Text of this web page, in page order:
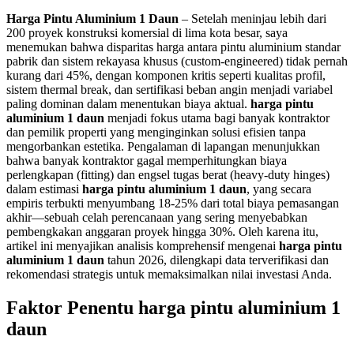
Harga Pintu Aluminium 1 Daun – Setelah meninjau lebih dari
200 proyek konstruksi komersial di lima kota besar, saya
menemukan bahwa disparitas harga antara pintu aluminium standar
pabrik dan sistem rekayasa khusus (custom-engineered) tidak pernah
kurang dari 45%, dengan komponen kritis seperti kualitas profil,
sistem thermal break, dan sertifikasi beban angin menjadi variabel
paling dominan dalam menentukan biaya aktual. harga pintu
aluminium 1 daun menjadi fokus utama bagi banyak kontraktor
dan pemilik properti yang menginginkan solusi efisien tanpa
mengorbankan estetika. Pengalaman di lapangan menunjukkan
bahwa banyak kontraktor gagal memperhitungkan biaya
perlengkapan (fitting) dan engsel tugas berat (heavy-duty hinges)
dalam estimasi harga pintu aluminium 1 daun, yang secara
empiris terbukti menyumbang 18-25% dari total biaya pemasangan
akhir—sebuah celah perencanaan yang sering menyebabkan
pembengkakan anggaran proyek hingga 30%. Oleh karena itu,
artikel ini menyajikan analisis komprehensif mengenai harga pintu
aluminium 1 daun tahun 2026, dilengkapi data terverifikasi dan
rekomendasi strategis untuk memaksimalkan nilai investasi Anda.
Faktor Penentu harga pintu aluminium 1
daun